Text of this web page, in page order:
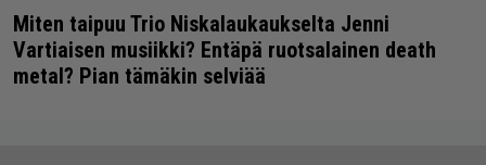
Miten taipuu Trio Niskalaukaukselta Jenni
Vartiaisen musiikki? Entäpä ruotsalainen death
metal? Pian tämäkin selviää